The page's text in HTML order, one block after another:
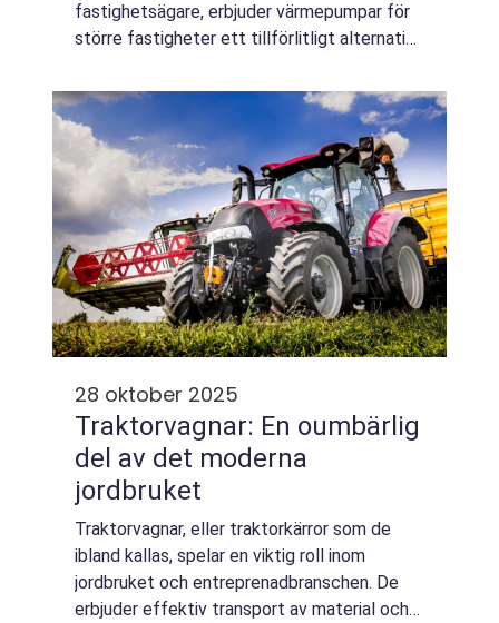
fastighetsägare, erbjuder värmepumpar för
större fastigheter ett tillförlitligt alternativ
28 oktober 2025
Traktorvagnar: En oumbärlig
del av det moderna
jordbruket
Traktorvagnar, eller traktorkärror som de
ibland kallas, spelar en viktig roll inom
jordbruket och entreprenadbranschen. De
erbjuder effektiv transport av material och